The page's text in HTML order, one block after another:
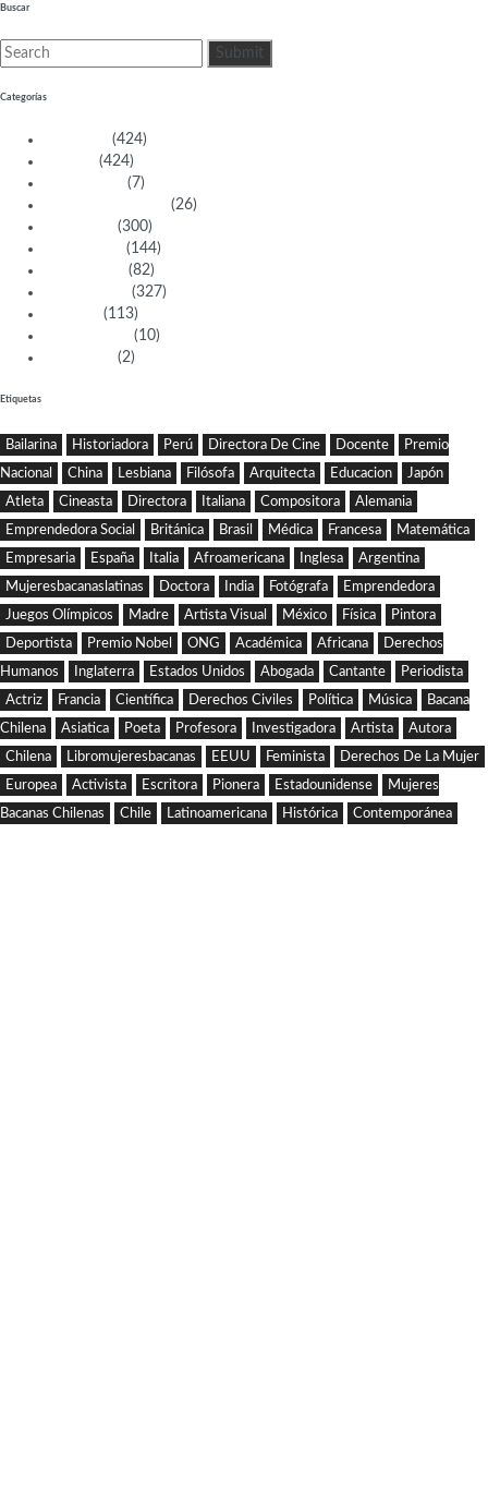
Buscar
Categorías
(424)
(424)
(7)
(26)
(300)
(144)
(82)
(327)
(113)
(10)
(2)
Etiquetas
Bailarina Historiadora Perú Directora De Cine Docente
Premio
Nacional
China Lesbiana Filósofa Arquitecta Educacion
Japón
Atleta
Cineasta Directora Italiana Compositora
Alemania
Emprendedora Social
Británica Brasil Médica Francesa
Matemática
Empresaria
España Italia Afroamericana Inglesa
Argentina
Mujeresbacanaslatinas
Doctora India Fotógrafa
Emprendedora
Juegos Olímpicos
Madre Artista Visual México Física
Pintora
Deportista
Premio Nobel ONG Académica Africana
Derechos
Humanos
Inglaterra Estados Unidos Abogada Cantante
Periodista
Actriz
Francia Científica Derechos Civiles Política Música
Bacana
Chilena
Asiatica Poeta Profesora Investigadora Artista
Autora
Chilena
Libromujeresbacanas EEUU Feminista
Derechos De La Mujer
Europea
Activista Escritora Pionera Estadounidense
Mujeres
Bacanas Chilenas
Chile Latinoamericana Histórica Contemporánea